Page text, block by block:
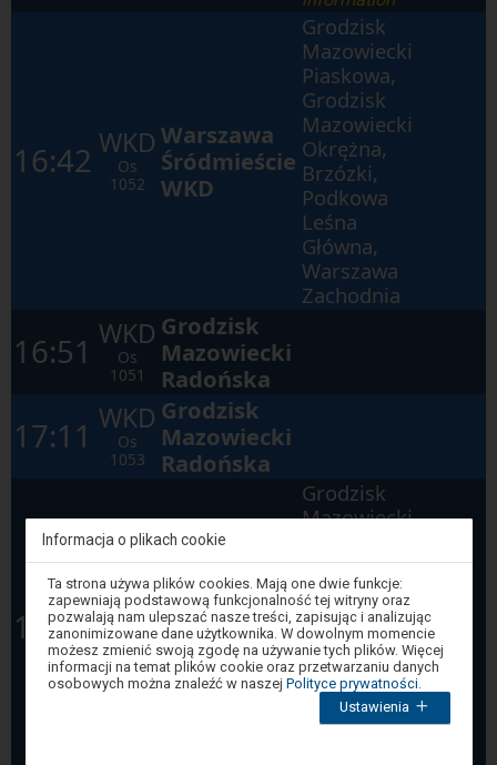
16:42 WKD
Os
1052
Warszawa
Śródmieście
WKD
Grodzisk
Mazowiecki
Piaskowa,
Grodzisk
Mazowiecki
Okrężna,
Brzózki,
Podkowa
Leśna
Główna,
Warszawa
Zachodnia
16:51 WKD
Os
1051
Grodzisk
Mazowiecki
Radońska
17:11 WKD
Os
1053
Grodzisk
Mazowiecki
Radońska
17:22WKD
Os
1054
Warszawa
Śródmieście
WKD
Grodzisk
Mazowiecki
Grodzisk
Mazowiecki
Okrężna,
Brzózki,
Podkowa
Leśna
Główna,
Informacja o plikach cookie
Uwaga,
znajdujesz
się
oknie
modalnym.
celu
Ta strona używa plików cookies. Mają one dwie funkcje:
zapewniają podstawową funkcjonalność tej witryny oraz
pozwalają nam ulepszać nasze treści, zapisując i analizując
zanonimizowane dane użytkownika. W dowolnym momencie
możesz zmienić swoją zgodę na używanie tych plików. Więcej
informacji na temat plików cookie oraz przetwarzaniu danych
osobowych można znaleźć w naszej Polityce prywatności.
Ustawienia